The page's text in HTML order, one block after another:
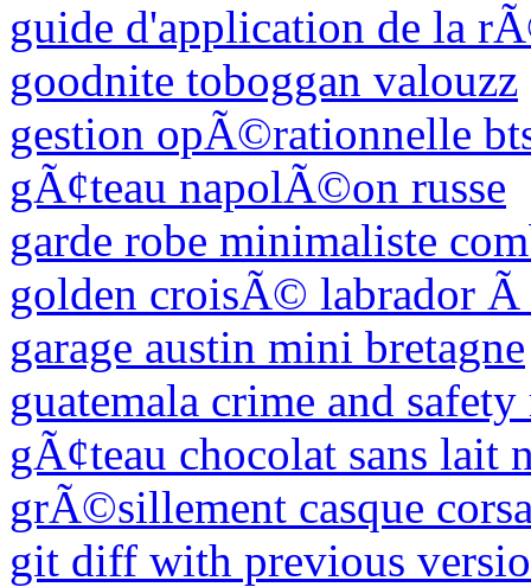
guide d'application de la
goodnite toboggan valouzz
gestion opÃ©rationnelle
gÃ¢teau napolÃ©on russe
garde robe minimaliste
golden croisÃ© labrador
garage austin mini bretagne
guatemala crime and
gÃ¢teau chocolat sans lait
grÃ©sillement casque
git diff with previous